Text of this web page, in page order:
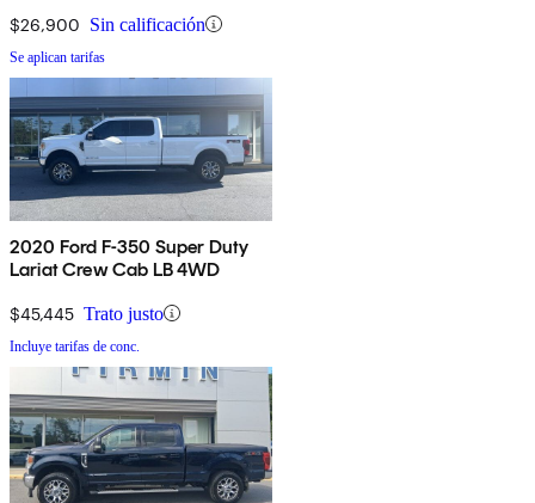
$26,900 Sin calificación
Se aplican tarifas
2020 Ford F-350 Super Duty
Lariat Crew Cab LB 4WD
$45,445 Trato justo
Incluye tarifas de conc.